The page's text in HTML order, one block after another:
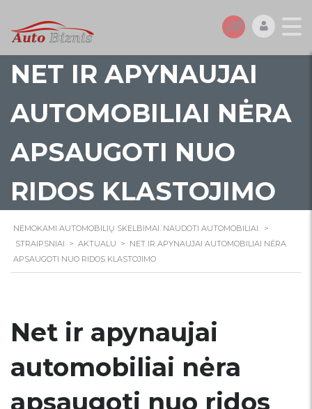
NET IR APYNAUJAI
AUTOMOBILIAI NĖRA
APSAUGOTI NUO
RIDOS KLASTOJIMO
NEMOKAMI AUTOMOBILIŲ SKELBIMAI. NAUDOTI AUTOMOBILIAI. >
STRAIPSNIAI > AKTUALU > NET IR APYNAUJAI AUTOMOBILIAI NĖRA
APSAUGOTI NUO RIDOS KLASTOJIMO
Net ir apynaujai
automobiliai nėra
apsaugoti nuo ridos